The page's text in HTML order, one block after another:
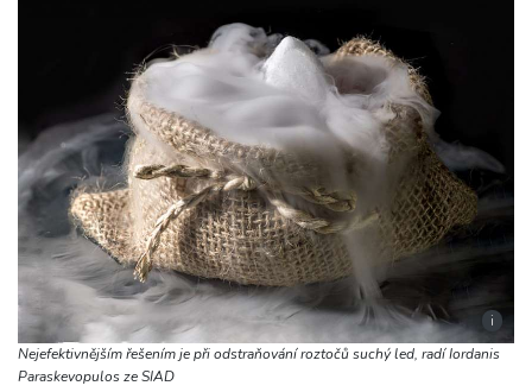
i
Nejefektivnějším řešením je při odstraňování roztočů suchý led, radí Iordanis
Paraskevopulos ze SIAD